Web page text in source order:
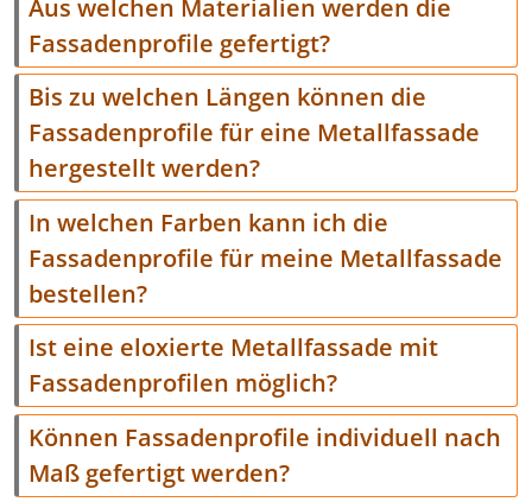
Aus welchen Materialien werden die
Fassadenprofile gefertigt?
Bis zu welchen Längen können die
Fassadenprofile für eine Metallfassade
hergestellt werden?
In welchen Farben kann ich die
Fassadenprofile für meine Metallfassade
bestellen?
Ist eine eloxierte Metallfassade mit
Fassadenprofilen möglich?
Können Fassadenprofile individuell nach
Maß gefertigt werden?